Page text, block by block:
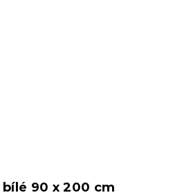
90 x 200 cm